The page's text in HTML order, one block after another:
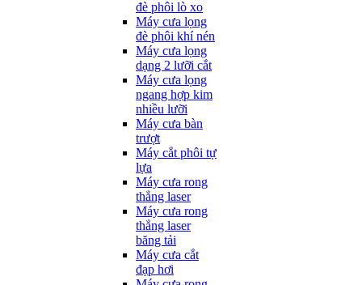
đè phôi lò xo
Máy cưa lọng
đè phôi khí nén
Máy cưa lọng
dạng 2 lưỡi cắt
Máy cưa lọng
ngang hợp kim
nhiều lưỡi
Máy cưa bàn
trượt
Máy cắt phôi tự
lựa
Máy cưa rong
thẳng laser
Máy cưa rong
thẳng laser
băng tải
Máy cưa cắt
đạp hơi